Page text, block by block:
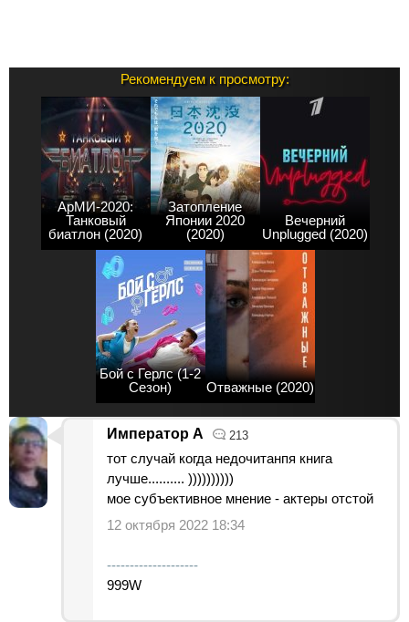
Рекомендуем к просмотру:
АрМИ-2020:
Танковый
биатлон (2020)
Затопление
Японии 2020
(2020)
Вечерний
Unplugged (2020)
Бой с Герлс (1-2
Сезон)
Отважные (2020)
Император А 213
тот случай когда недочитанпя книга
лучше.......... ))))))))))
мое субъективное мнение - актеры отстой
12 октября 2022 18:34
--------------------
999W